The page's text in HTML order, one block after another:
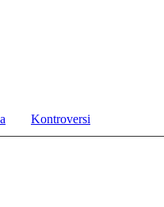
Kontroversi